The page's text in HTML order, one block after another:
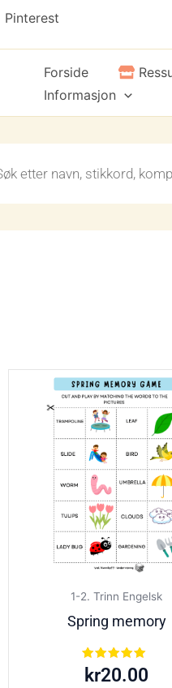
Pinterest
Forside
Informasjon
1-2. Trinn Engelsk
Spring memory
Vurdert
5.00
kr20.00